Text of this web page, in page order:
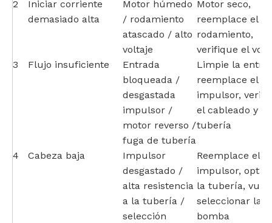
2
Iniciar corriente
demasiado alta
Motor húmedo
/ rodamiento
atascado / alto
voltaje
Motor seco,
reemplace el
rodamiento,
verifique el
3
Flujo insuficiente
Entrada
bloqueada /
desgastada
impulsor /
motor reverso /
fuga de tubería
Limpie la
reemplace el
impulsor,
el cableado y la
tubería
4 Cabeza baja
Impulsor
desgastado /
alta resistencia
a la tubería /
selección
Reemplace el
impulsor,
la tubería,
seleccionar la
bomba